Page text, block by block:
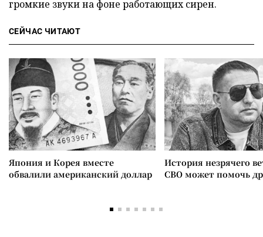
громкие звуки на фоне работающих сирен.
СЕЙЧАС ЧИТАЮТ
Япония и Корея вместе
обвалили американский доллар
История незрячего
СВО может помочь